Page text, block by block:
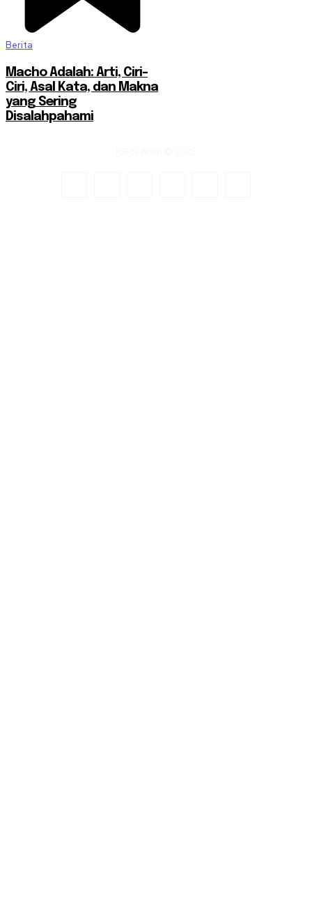
Berita
Macho Adalah: Arti, Ciri-
Ciri, Asal Kata, dan Makna
yang Sering
Disalahpahami